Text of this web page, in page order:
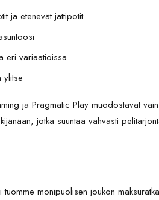
ja etenevät jättipotit
eri variaatioissa
ylitse
ja Pragmatic Play muodostavat
jotka suuntaa vahvasti
monipuolisen joukon